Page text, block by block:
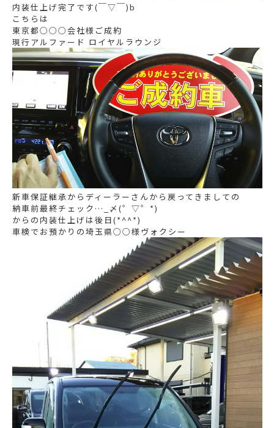
内装仕上げ完了です(￣▽￣)b
こちらは
東京都○○○会社様ご成約
現行アルファード ロイヤルラウンジ
新車保証継承からディーラーさんから戻ってきましての
納車前最終チェック…_〆(゜▽゜*)
からの内装仕上げは後日(*^^*)
車検でお預かりの埼玉県○○様ヴォクシー